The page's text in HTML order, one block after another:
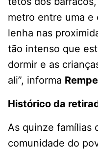
metro entre uma e
lenha nas
tão intenso que
dormir e as
ali”, informa
Histórico da
As quinze famílias
comunidade do